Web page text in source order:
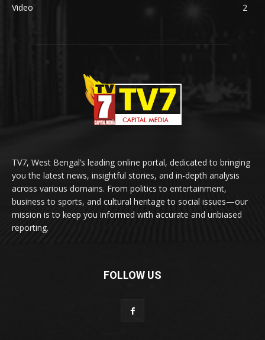
Video
2
TV7, West Bengal’s leading online portal, dedicated to bringing
you the latest news, insightful stories, and in-depth analysis
across various domains. From politics to entertainment,
business to sports, and cultural heritage to social issues—our
mission is to keep you informed with accurate and unbiased
reporting.
FOLLOW US